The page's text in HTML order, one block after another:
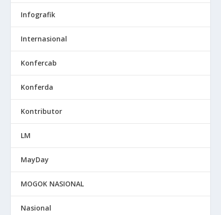
Infografik
Internasional
Konfercab
Konferda
Kontributor
LM
MayDay
MOGOK NASIONAL
Nasional